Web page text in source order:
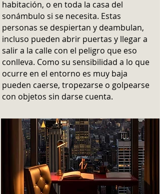
habitación, o en toda la casa del
sonámbulo si se necesita. Estas
personas se despiertan y deambulan,
incluso pueden abrir puertas y llegar a
salir a la calle con el peligro que eso
conlleva. Como su sensibilidad a lo que
ocurre en el entorno es muy baja
pueden caerse, tropezarse o golpearse
con objetos sin darse cuenta.